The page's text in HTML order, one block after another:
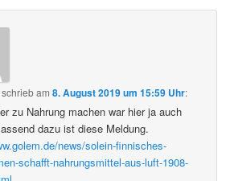
schriebam8. August 2019 um 15:59 Uhr:
zu Nahrung machen war hier ja auch
dazu ist diese Meldung.
news/solein-finnisches-
schafft-nahrungsmittel-aus-luft-1908-